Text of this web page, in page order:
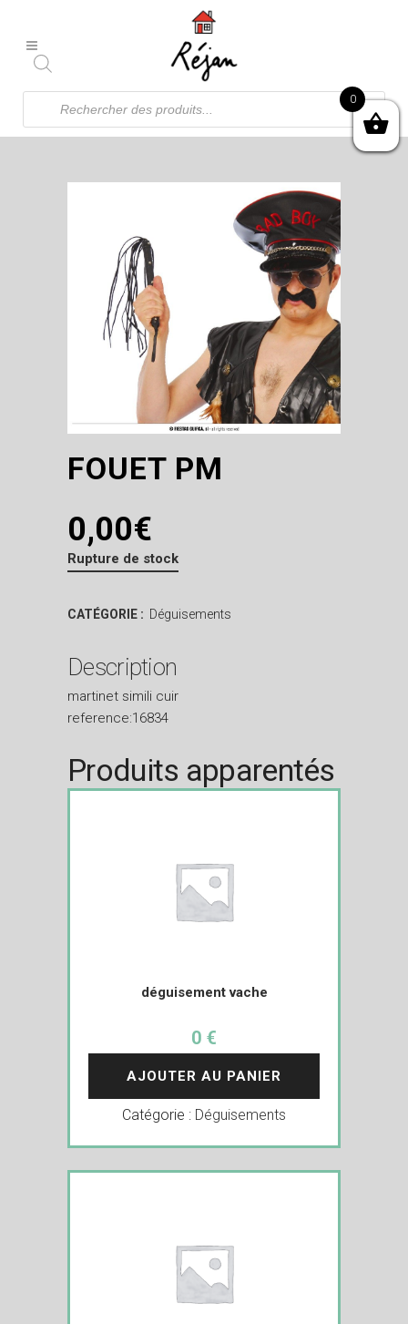
Recherche
produits
FOUET PM
0,00€
Rupture de stock
CATÉGORIE : Déguisements
Description
martinet simili cuir
reference:16834
Produits apparentés
déguisement vache
0 €
AJOUTER AU PANIER
Catégorie : Déguisements
0